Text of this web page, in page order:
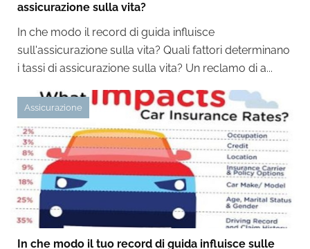
assicurazione sulla vita?
In che modo il record di guida influisce
sull'assicurazione sulla vita? Quali fattori determinano
i tassi di assicurazione sulla vita? Un reclamo di a...
Assicurazione
In che modo il tuo record di guida influisce sulle